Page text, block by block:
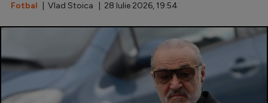
Fotbal | Vlad Stoica | 28 Iulie 2026, 19:54